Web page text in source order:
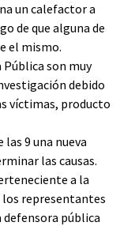
un calefactor a
de que alguna de
el mismo.
Pública son muy
debido
víctimas, producto
9 una nueva
las causas.
a la
los representantes
defensora pública